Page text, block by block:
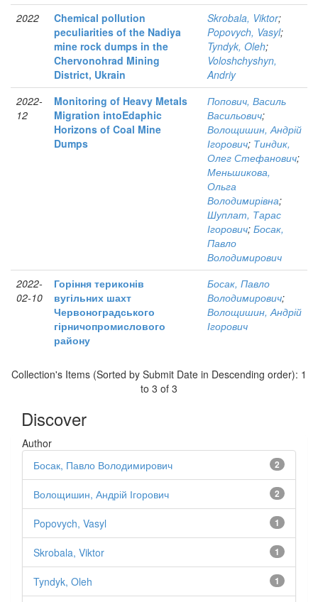
2022
Chemical pollution
peculiarities of the Nadiya
mine rock dumps in the
Chervonohrad Mining
District, Ukrain
Skrobala, Viktor;
Popovych, Vasyl;
Tyndyk, Oleh;
Voloshchyshyn,
Andriy
2022-
12
Monitoring of Heavy Metals
Migration intoEdaphic
Horizons of Coal Mine
Dumps
Попович, Василь
Васильович;
Волощишин, Андрій
Ігорович; Тиндик,
Олег Стефанович;
Меньшикова,
Ольга
Володимирівна;
Шуплат, Тарас
Ігорович; Босак,
Павло
Володимирович
2022-
02-10
Горіння териконів
вугільних шахт
Червоноградського
гірничопромислового
району
Босак, Павло
Володимирович;
Волощишин, Андрій
Ігорович
Collection's Items (Sorted by Submit Date in Descending order): 1
to 3 of 3
Discover
Author
2
Босак, Павло Володимирович
2
Волощишин, Андрій Ігорович
1
Popovych, Vasyl
1
Skrobala, Viktor
1
Tyndyk, Oleh